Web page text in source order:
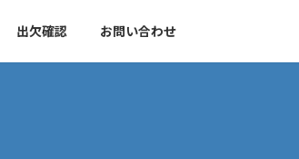
出欠確認 お問い合わせ